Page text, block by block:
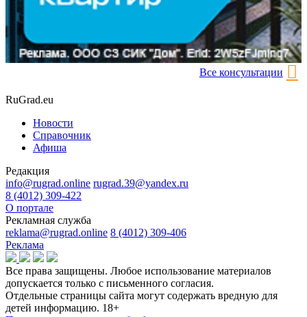
Все консультации
RuGrad.eu
Новости
Справочник
Афиша
Редакция
info@rugrad.online rugrad.39@yandex.ru
8 (4012) 309-422
О портале
Рекламная служба
reklama@rugrad.online 8 (4012) 309-406
Реклама
Все права защищены. Любое использование материалов
допускается только с письменного согласия.
Отдельные страницы сайта могут содержать вредную для
детей информацию. 18+